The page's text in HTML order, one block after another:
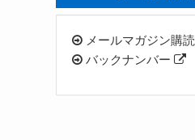
メールマガジン購読
バックナンバー